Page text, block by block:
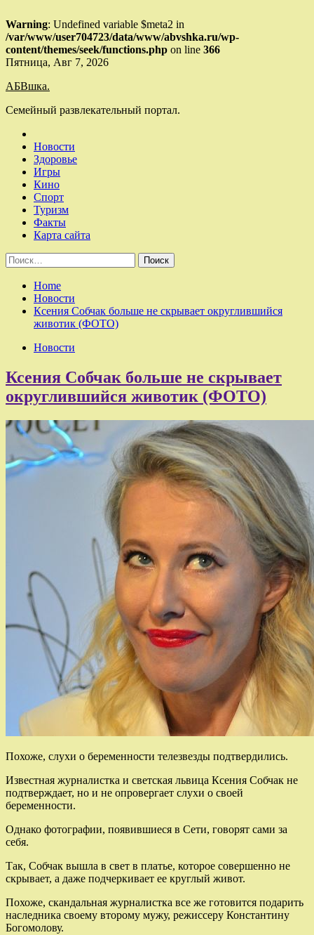
Warning: Undefined variable $meta2 in
/var/www/user704723/data/www/abvshka.ru/wp-
content/themes/seek/functions.php on line 366
Skip
content
Пятница, Авг 7, 2026
АБВшка.
Семейный развлекательный портал.
Новости
Здоровье
Игры
Кино
Спорт
Туризм
Факты
Карта сайта
Найти:
Home
Новости
Ксения Собчак больше не скрывает округлившийся
животик (ФОТО)
Новости
Ксения Собчак больше не скрывает
округлившийся животик (ФОТО)
Похоже, слухи о беременности телезвезды подтвердились.
Известная журналистка и светская львица Ксения Собчак не
подтверждает, но и не опровергает слухи о своей
беременности.
Однако фотографии, появившиеся в Сети, говорят сами за
себя.
Так, Собчак вышла в свет в платье, которое совершенно не
скрывает, а даже подчеркивает ее круглый живот.
Похоже, скандальная журналистка все же готовится подарить
наследника своему второму мужу, режиссеру Константину
Богомолову.